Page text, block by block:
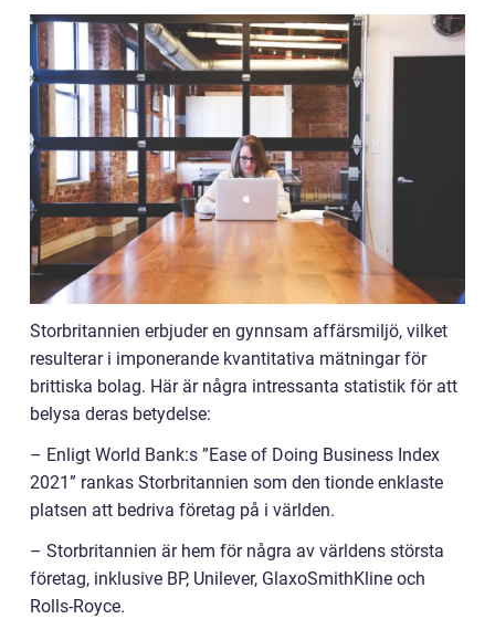
Storbritannien erbjuder en gynnsam affärsmiljö, vilket
resulterar i imponerande kvantitativa mätningar för
brittiska bolag. Här är några intressanta statistik för att
belysa deras betydelse:
– Enligt World Bank:s ”Ease of Doing Business Index
2021” rankas Storbritannien som den tionde enklaste
platsen att bedriva företag på i världen.
– Storbritannien är hem för några av världens största
företag, inklusive BP, Unilever, GlaxoSmithKline och
Rolls-Royce.